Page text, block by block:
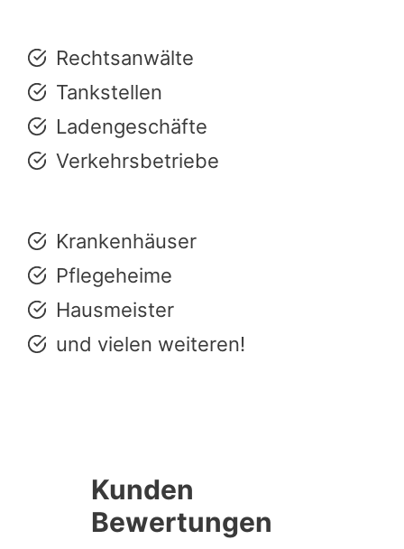
Rechtsanwälte
Tankstellen
Ladengeschäfte
Verkehrsbetriebe
Krankenhäuser
Pflegeheime
Hausmeister
und vielen weiteren!
Kunden
Bewertungen